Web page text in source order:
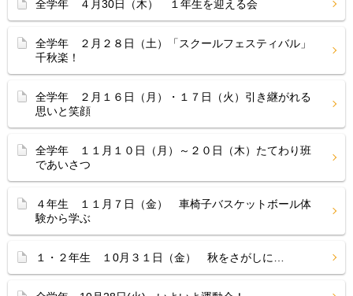
全学年 ４月30日（木） １年生を迎える会
全学年 ２月２８日（土）「スクールフェスティバル」
千秋楽！
全学年 ２月１６日（月）・１７日（火）引き継がれる
思いと笑顔
全学年 １１月１０日（月）～２０日（木）たてわり班
であいさつ
４年生 １１月７日（金） 車椅子バスケットボール体
験から学ぶ
１・２年生 １0月３１日（金） 秋をさがしに…